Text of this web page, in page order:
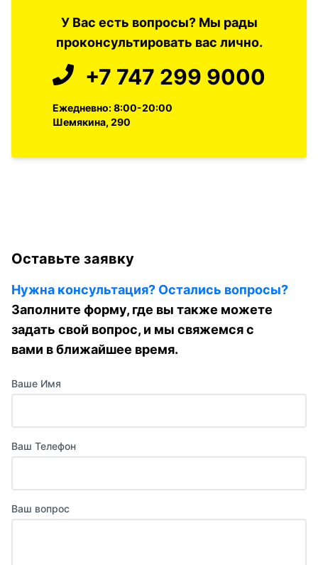
У Вас есть вопросы? Мы рады
проконсультировать вас лично.
+7 747 299 9000
Ежедневно: 8:00-20:00
Шемякина, 290
Оставьте заявку
Нужна консультация? Остались вопросы?
Заполните форму, где вы также можете
задать свой вопрос, и мы свяжемся с
вами в ближайшее время.
Ваше Имя
Ваш Телефон
Ваш вопрос